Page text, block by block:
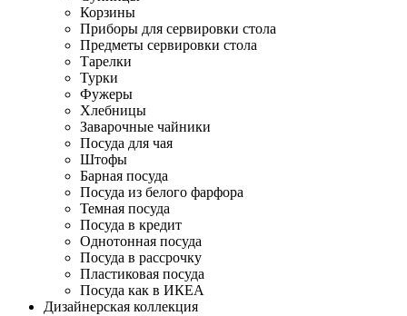
Корзины
Приборы для сервировки стола
Предметы сервировки стола
Тарелки
Турки
Фужеры
Хлебницы
Заварочные чайники
Посуда для чая
Штофы
Барная посуда
Посуда из белого фарфора
Темная посуда
Посуда в кредит
Однотонная посуда
Посуда в рассрочку
Пластиковая посуда
Посуда как в ИКЕА
Дизайнерская коллекция